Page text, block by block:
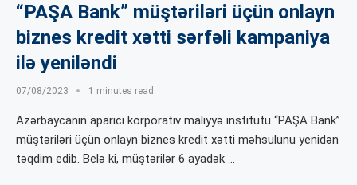
“PAŞA Bank” müştəriləri üçün onlayn
biznes kredit xətti sərfəli kampaniya
ilə yeniləndi
07/08/2023 1 minutes read
Azərbaycanın aparıcı korporativ maliyyə institutu “PAŞA Bank”
müştəriləri üçün onlayn biznes kredit xətti məhsulunu yenidən
təqdim edib. Belə ki, müştərilər 6 ayadək …